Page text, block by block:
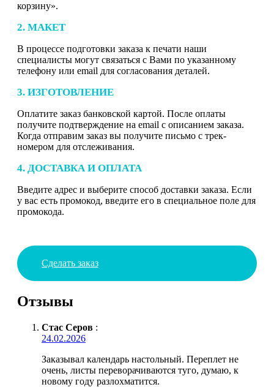
корзину».
2. МАКЕТ
В процессе подготовки заказа к печати наши
специалисты могут связаться с Вами по указанному
телефону или email для согласования деталей.
3. ИЗГОТОВЛЕНИЕ
Оплатите заказ банковской картой. После оплаты
получите подтверждение на email с описанием заказа.
Когда отправим заказ вы получите письмо с трек-
номером для отслеживания.
4. ДОСТАВКА И ОПЛАТА
Введите адрес и выберите способ доставки заказа. Если
у вас есть промокод, введите его в специальное поле для
промокода.
Сделать заказ
Отзывы
Стас Серов :
24.02.2026
Заказывал календарь настольный. Переплет не
очень, листы переворачиваются туго, думаю, к
новому году разлохматится.